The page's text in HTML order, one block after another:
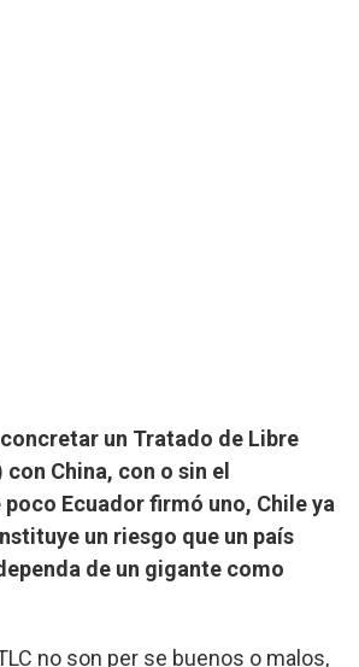
un Tratado de Libre
China, con o sin el
Ecuador firmó uno, Chile ya
un riesgo que un país
de un gigante como
no son per se buenos o malos,